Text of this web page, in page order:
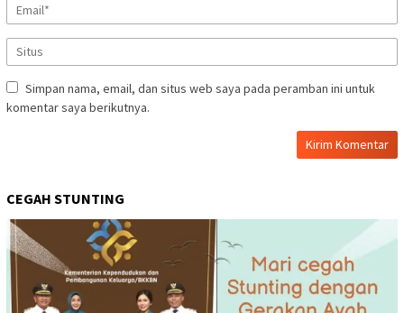
Simpan nama, email, dan situs web saya pada peramban ini untuk
komentar saya berikutnya.
CEGAH STUNTING